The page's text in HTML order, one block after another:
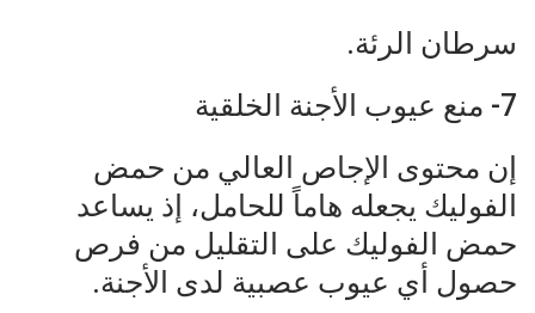
سرطان الرئة.
7- منع عيوب الأجنة الخلقية
إن محتوى الإجاص العالي من حمض
الفوليك يجعله هاماً للحامل، إذ يساعد
حمض الفوليك على التقليل من فرص
حصول أي عيوب عصبية لدى الأجنة.